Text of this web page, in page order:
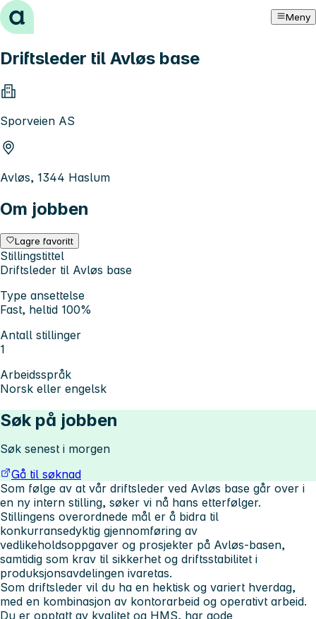
Hopp til innhold Meny
Driftsleder til Avløs base
Sporveien AS
Avløs, 1344 Haslum
Om jobben
Lagre favoritt
Stillingstittel
Driftsleder til Avløs base
Type ansettelse
Fast, heltid 100%
Antall stillinger
1
Arbeidsspråk
Norsk eller engelsk
Søk på jobben
Søk senest i morgen
Gå til søknad
Som følge av at vår driftsleder ved Avløs base går over i
en ny intern stilling, søker vi nå hans etterfølger.
Stillingens overordnede mål er å bidra til
konkurransedyktig gjennomføring av
vedlikeholdsoppgaver og prosjekter på Avløs-basen,
samtidig som krav til sikkerhet og driftsstabilitet i
produksjonsavdelingen ivaretas.
Som driftsleder vil du ha en hektisk og variert hverdag,
med en kombinasjon av kontorarbeid og operativt arbeid.
Du er opptatt av kvalitet og HMS, har gode